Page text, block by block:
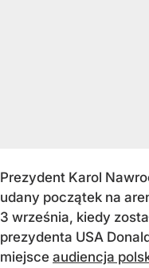
Prezydent Karol
udany początek na
3 września, kiedy
prezydenta USA
miejsce audiencja